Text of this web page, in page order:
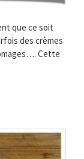
que ce soit
des crèmes
Cette